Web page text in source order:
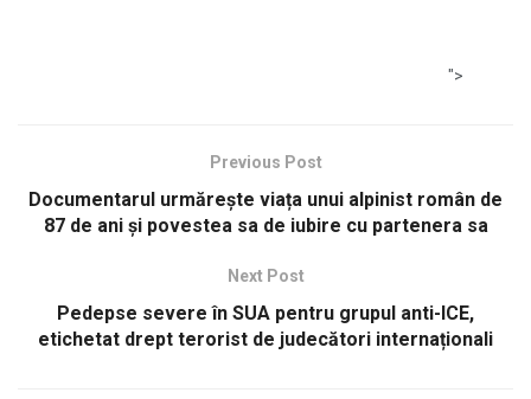
">
Previous Post
Documentarul urmărește viața unui alpinist român de
87 de ani și povestea sa de iubire cu partenera sa
Next Post
Pedepse severe în SUA pentru grupul anti-ICE,
etichetat drept terorist de judecători internaționali